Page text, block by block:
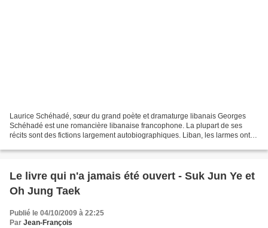
Laurice Schéhadé, sœur du grand poète et dramaturge libanais Georges
Schéhadé est une romancière libanaise francophone. La plupart de ses
récits sont des fictions largement autobiographiques. Liban, les larmes ont la
Le livre qui n'a jamais été ouvert - Suk Jun Ye et
Oh Jung Taek
Publié le 04/10/2009 à 22:25
Par Jean-François